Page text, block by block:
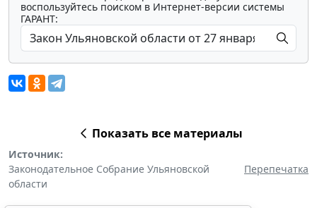
воспользуйтесь поиском в Интернет-версии системы
ГАРАНТ:
Показать все материалы
Источник:
Законодательное Собрание Ульяновской
области
Перепечатка